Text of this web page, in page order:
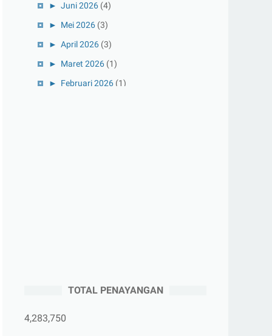
► Juni 2026 (4)
► Mei 2026 (3)
► April 2026 (3)
► Maret 2026 (1)
► Februari 2026 (1)
April 2025 (5)
►Maret 2025
TOTAL PENAYANGAN
4,283,750